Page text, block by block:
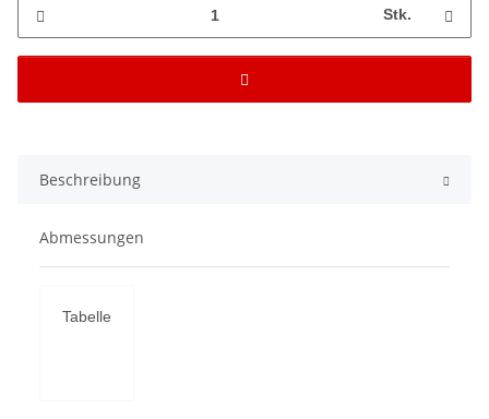
Stk.
Beschreibung
Abmessungen
Tabelle